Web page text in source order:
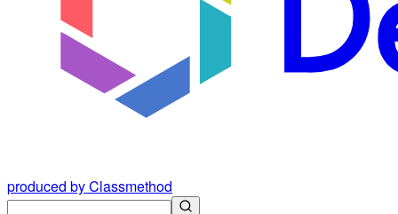
produced by Classmethod